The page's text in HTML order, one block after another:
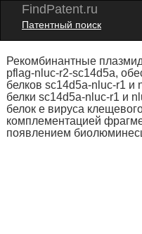
FindPatent.ru
Патентный поиск
Рекомбинантные
pflag-nluc-r2-sc14d5a,
белков sc14d5a-nluc-r1 и
белки sc14d5a-nluc-r1 и
белок е вируса
комплементацией
появлением